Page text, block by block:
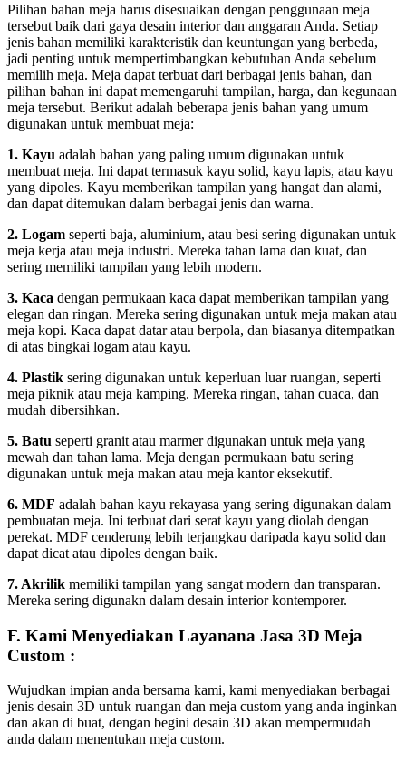
Pilihan bahan meja harus disesuaikan dengan penggunaan meja
tersebut baik dari gaya desain interior dan anggaran Anda. Setiap
jenis bahan memiliki karakteristik dan keuntungan yang berbeda,
jadi penting untuk mempertimbangkan kebutuhan Anda sebelum
memilih meja. Meja dapat terbuat dari berbagai jenis bahan, dan
pilihan bahan ini dapat memengaruhi tampilan, harga, dan kegunaan
meja tersebut. Berikut adalah beberapa jenis bahan yang umum
digunakan untuk membuat meja:
1. Kayu adalah bahan yang paling umum digunakan untuk
membuat meja. Ini dapat termasuk kayu solid, kayu lapis, atau kayu
yang dipoles. Kayu memberikan tampilan yang hangat dan alami,
dan dapat ditemukan dalam berbagai jenis dan warna.
2. Logam seperti baja, aluminium, atau besi sering digunakan untuk
meja kerja atau meja industri. Mereka tahan lama dan kuat, dan
sering memiliki tampilan yang lebih modern.
3. Kaca dengan permukaan kaca dapat memberikan tampilan yang
elegan dan ringan. Mereka sering digunakan untuk meja makan atau
meja kopi. Kaca dapat datar atau berpola, dan biasanya ditempatkan
di atas bingkai logam atau kayu.
4. Plastik sering digunakan untuk keperluan luar ruangan, seperti
meja piknik atau meja kamping. Mereka ringan, tahan cuaca, dan
mudah dibersihkan.
5. Batu seperti granit atau marmer digunakan untuk meja yang
mewah dan tahan lama. Meja dengan permukaan batu sering
digunakan untuk meja makan atau meja kantor eksekutif.
6. MDF adalah bahan kayu rekayasa yang sering digunakan dalam
pembuatan meja. Ini terbuat dari serat kayu yang diolah dengan
perekat. MDF cenderung lebih terjangkau daripada kayu solid dan
dapat dicat atau dipoles dengan baik.
7. Akrilik memiliki tampilan yang sangat modern dan transparan.
Mereka sering digunakn dalam desain interior kontemporer.
F. Kami Menyediakan Layanana Jasa 3D Meja
Custom :
Wujudkan impian anda bersama kami, kami menyediakan berbagai
jenis desain 3D untuk ruangan dan meja custom yang anda inginkan
dan akan di buat, dengan begini desain 3D akan mempermudah
anda dalam menentukan meja custom.